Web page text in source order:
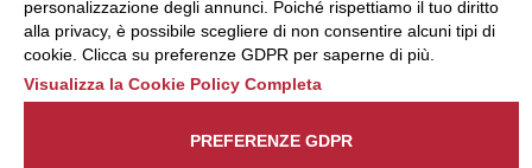
https://odm-
agenzielavoro.it/reclami/ .
personalizzazione degli annunci. Poiché rispettiamo il tuo diritto
alla privacy, è possibile scegliere di non consentire alcuni tipi di
cookie. Clicca su preferenze GDPR per saperne di più.
Visualizza la Cookie Policy Completa
PREFERENZE GDPR